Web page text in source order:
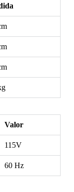
Valor
115V
60 Hz